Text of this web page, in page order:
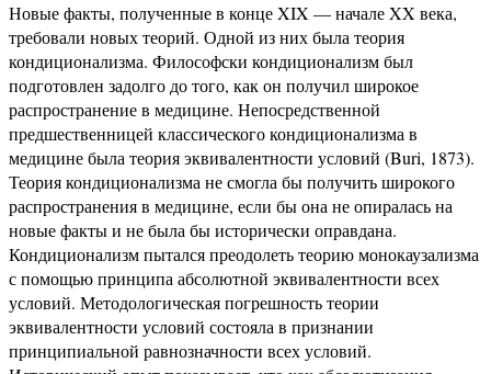
Новые факты, полученные в конце XIX — начале XX века,
требовали новых теорий. Одной из них была теория
кондиционализма. Философски кондиционализм был
подготовлен задолго до того, как он получил широкое
распространение в медицине. Непосредственной
предшественницей классического кондиционализма в
медицине была теория эквивалентности условий (Buri, 1873).
Теория кондиционализма не смогла бы получить широкого
распространения в медицине, если бы она не опиралась на
новые факты и не была бы исторически оправдана.
Кондиционализм пытался преодолеть теорию монокаузализма
с помощью принципа абсолютной эквивалентности всех
условий. Методологическая погрешность теории
эквивалентности условий состояла в признании
принципиальной равнозначности всех условий.